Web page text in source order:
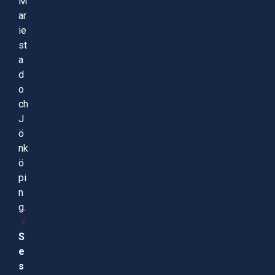
ar
ie
st
a
d
o
ch
J
ö
nk
ö
pi
n
g.
S
e
s